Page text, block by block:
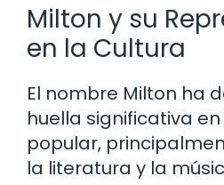
Milton y su
en la Cultura
El nombre Milton ha
huella significativa
popular,
la literatura y la